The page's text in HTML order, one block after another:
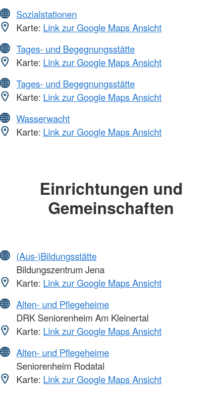
Sozialstationen
Karte: Link zur Google Maps Ansicht
Tages- und Begegnungsstätte
Karte: Link zur Google Maps Ansicht
Tages- und Begegnungsstätte
Karte: Link zur Google Maps Ansicht
Wasserwacht
Karte: Link zur Google Maps Ansicht
Einrichtungen und
Gemeinschaften
(Aus-)Bildungsstätte
Bildungszentrum Jena
Karte: Link zur Google Maps Ansicht
Alten- und Pflegeheime
DRK Seniorenheim Am Kleinertal
Karte: Link zur Google Maps Ansicht
Alten- und Pflegeheime
Seniorenheim Rodatal
Karte: Link zur Google Maps Ansicht